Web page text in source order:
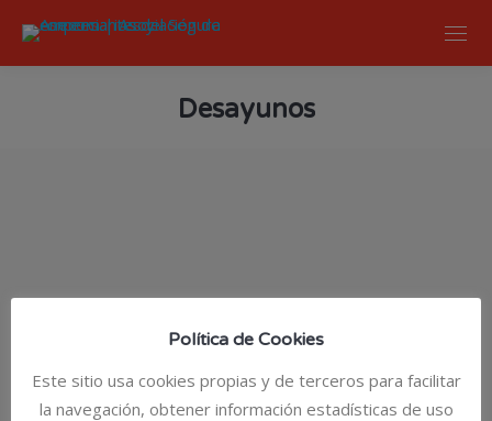
Desayunos
Política de Cookies
Este sitio usa cookies propias y de terceros para facilitar
la navegación, obtener información estadísticas de uso